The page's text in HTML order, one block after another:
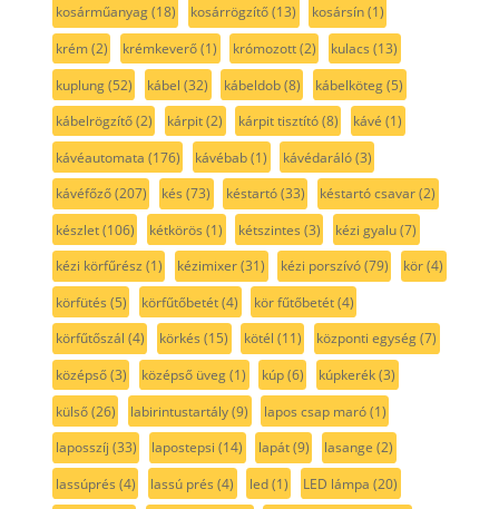
kosárműanyag(18) kosárrögzítő(13) kosársín(1)
krém(2) krémkeverő(1) krómozott(2) kulacs (13)
kuplung(52) kábel (32) kábeldob(8) kábelköteg(5)
kábelrögzítő(2) kárpit(2) kárpit tisztító(8) kávé (1)
kávéautomata (176) kávébab(1) kávédaráló(3)
kávéfőző(207) kés (73) késtartó(33) késtartó csavar(2)
készlet(106) kétkörös (1) kétszintes (3) kézi gyalu(7)
kézi körfűrész (1) kézimixer(31) kézi porszívó(79) kör(4)
körfütés (5) körfűtőbetét(4) kör fűtőbetét(4)
körfűtőszál (4) körkés (15) kötél (11) központi egység(7)
középső(3) középső üveg(1) kúp(6) kúpkerék(3)
külső(26) labirintustartály(9) lapos csap maró(1)
laposszíj (33) lapostepsi (14) lapát(9) lasange (2)
lassúprés (4) lassú prés (4) led(1) LED lámpa (20)